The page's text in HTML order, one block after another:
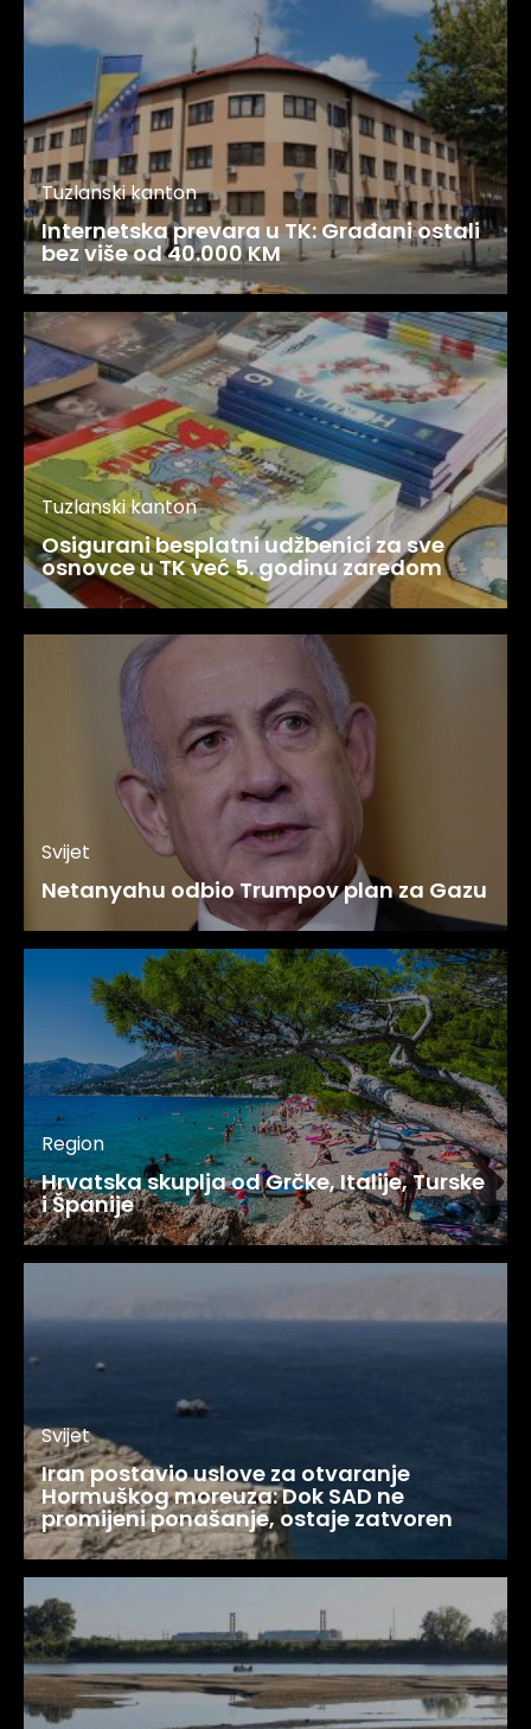
Tuzlanski kanton
Internetska prevara u TK: Građani ostali
bez više od 40.000 KM
Tuzlanski kanton
Osigurani besplatni udžbenici za sve
osnovce u TK već 5. godinu zaredom
Svijet
Netanyahu odbio Trumpov plan za Gazu
Region
Hrvatska skuplja od Grčke, Italije, Turske
i Španije
Svijet
Iran postavio uslove za otvaranje
Hormuškog moreuza: Dok SAD ne
promijeni ponašanje, ostaje zatvoren